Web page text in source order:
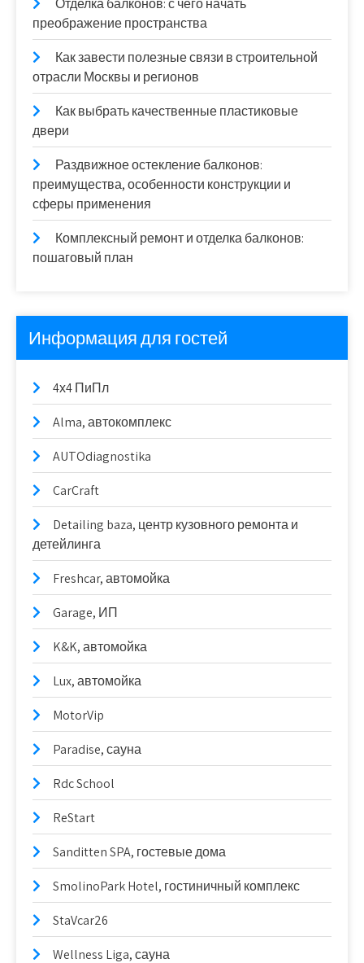
Отделка балконов: с чего начать
преображение пространства
Как завести полезные связи в строительной
отрасли Москвы и регионов
Как выбрать качественные пластиковые
двери
Раздвижное остекление балконов:
преимущества, особенности конструкции и
сферы применения
Комплексный ремонт и отделка балконов:
пошаговый план
Информация для гостей
4х4 ПиПл
Alma, автокомплекс
AUTOdiagnostika
CarCraft
Detailing baza, центр кузовного ремонта и
детейлинга
Freshcar, автомойка
Garage, ИП
K&K, автомойка
Lux, автомойка
MotorVip
Paradise, сауна
Rdc School
ReStart
Sanditten SPA, гостевые дома
SmolinoPark Hotel, гостиничный комплекс
StaVcar26
Wellness Liga, сауна